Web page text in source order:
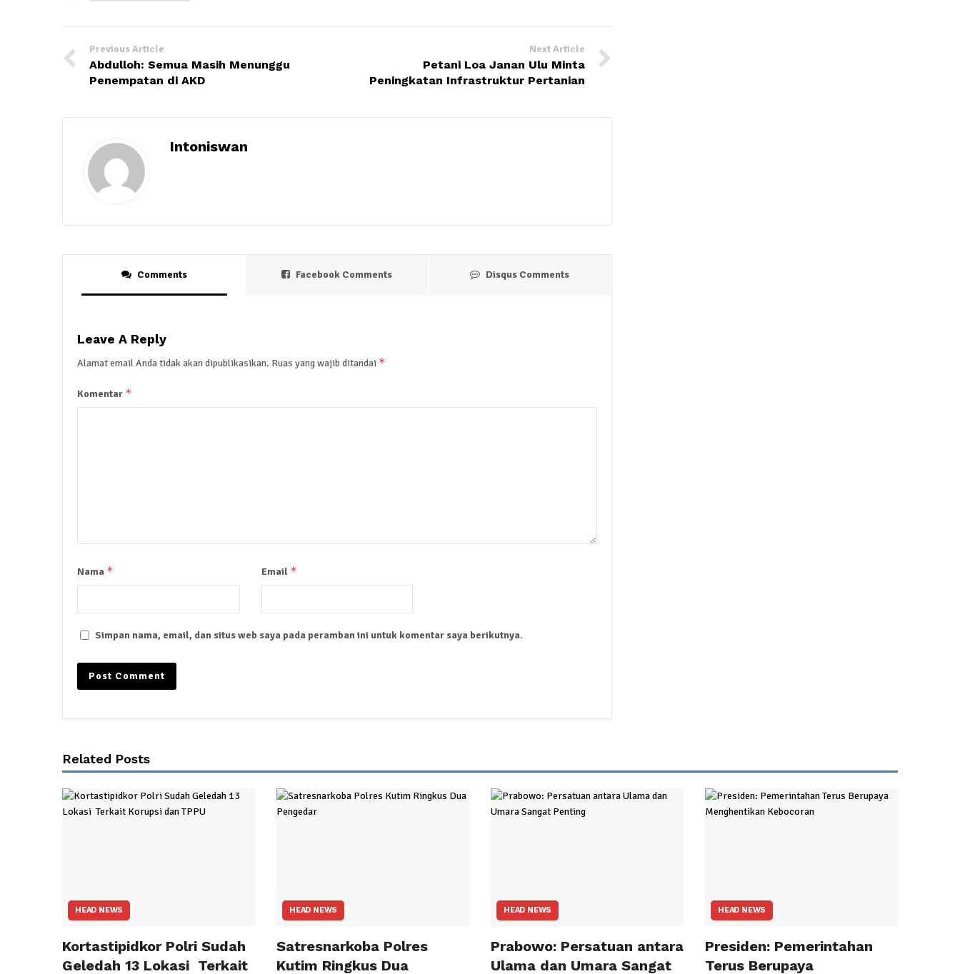
Previous Article
Abdulloh: Semua Masih Menunggu
Penempatan di AKD
Next Article
Petani Loa Janan Ulu Minta
Peningkatan Infrastruktur Pertanian
Intoniswan
Comments Facebook Comments Disqus Comments
Leave A Reply
Alamat email Anda tidak akan dipublikasikan. Ruas yang wajib ditandai *
Komentar *
Nama * Email *
Simpan nama, email, dan situs web saya pada peramban ini untuk komentar saya berikutnya.
Related Posts
HEAD NEWS
Kortastipidkor Polri Sudah
Geledah 13 Lokasi Terkait
HEAD NEWS
Satresnarkoba Polres
Kutim Ringkus Dua
HEAD NEWS
Prabowo: Persatuan antara
Ulama dan Umara Sangat
HEAD NEWS
Presiden: Pemerintahan
Terus Berupaya